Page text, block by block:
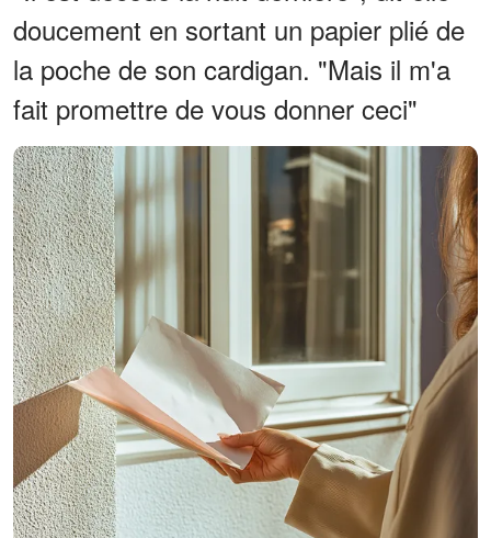
doucement en sortant un papier plié de
la poche de son cardigan. "Mais il m'a
fait promettre de vous donner ceci"